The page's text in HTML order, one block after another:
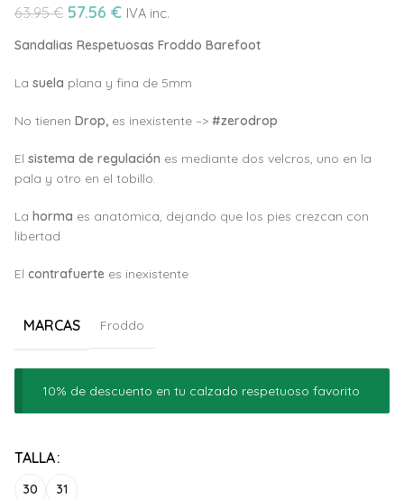
63.95€ 57.56 € IVA inc.
Sandalias Respetuosas Froddo Barefoot
La suela plana y fina de 5mm
No tienen Drop, es inexistente –> #zerodrop
El sistema de regulación es mediante dos velcros, uno en la
pala y otro en el tobillo.
La horma es anatómica, dejando que los pies crezcan con
libertad
El contrafuerte es inexistente
MARCAS Froddo
10% de descuento en tu calzado respetuoso favorito
TALLA
30 31
Alternative: